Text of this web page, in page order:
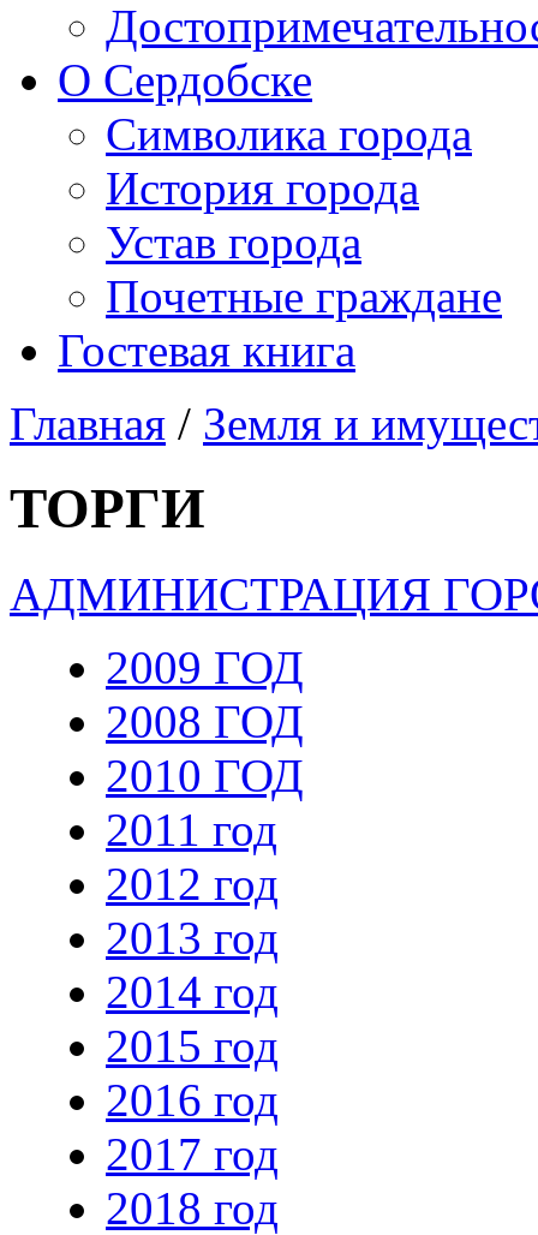
О Сердобске
Символика города
История города
Устав города
Почетные граждане
Гостевая книга
Главная / Земля и
ТОРГИ
АДМИНИСТРАЦИЯ
2009 ГОД
2008 ГОД
2010 ГОД
2011 год
2012 год
2013 год
2014 год
2015 год
2016 год
2017 год
2018 год